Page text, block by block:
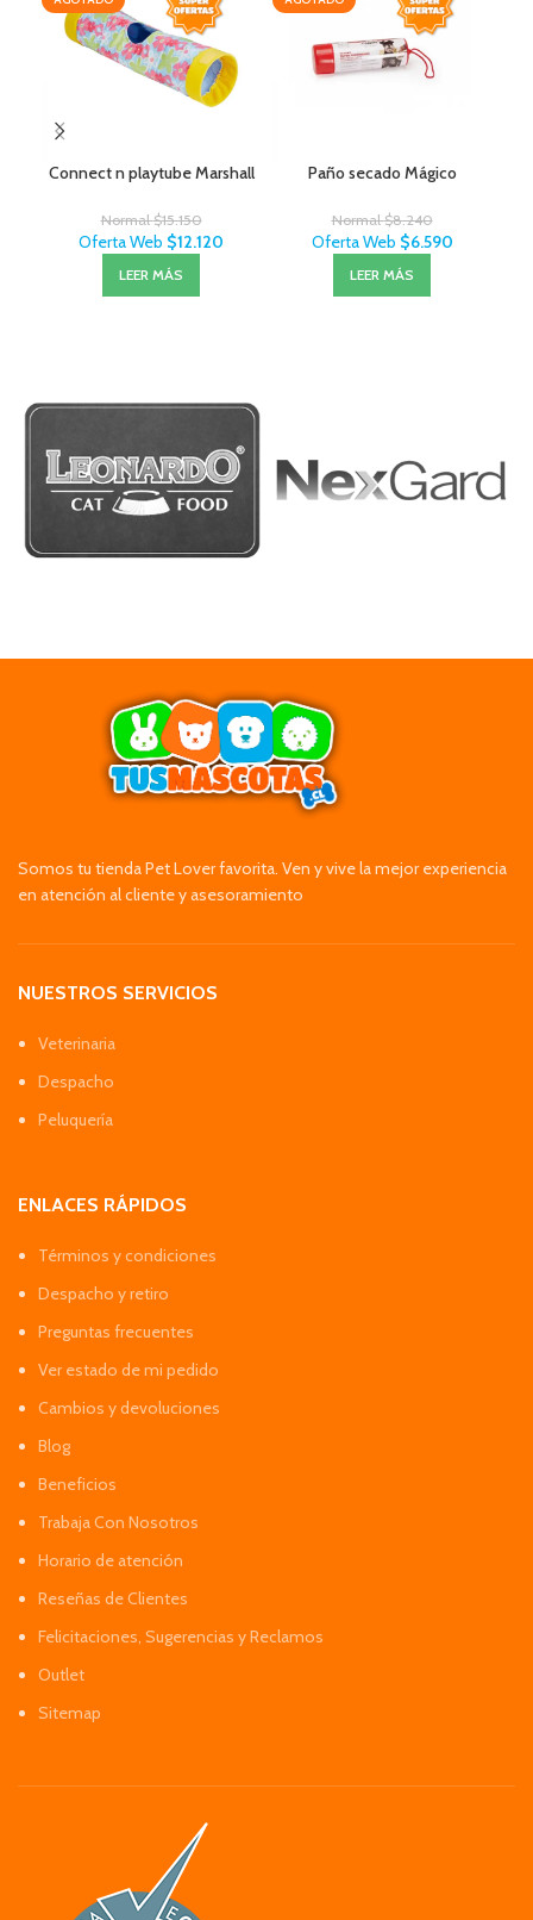
Connect n playtube Marshall
Normal$15.150
Oferta Web $12.120
LEER MÁS
Paño secado Mágico
Normal$8.240
Oferta Web $6.590
LEER MÁS
Somos tu tienda Pet Lover favorita. Ven y vive la mejor experiencia
en atención al cliente y asesoramiento
NUESTROS SERVICIOS
Veterinaria
Despacho
Peluquería
ENLACES RÁPIDOS
Términos y condiciones
Despacho y retiro
Preguntas frecuentes
Ver estado de mi pedido
Cambios y devoluciones
Blog
Beneficios
Trabaja Con Nosotros
Horario de atención
Reseñas de Clientes
Felicitaciones, Sugerencias y Reclamos
Outlet
Sitemap